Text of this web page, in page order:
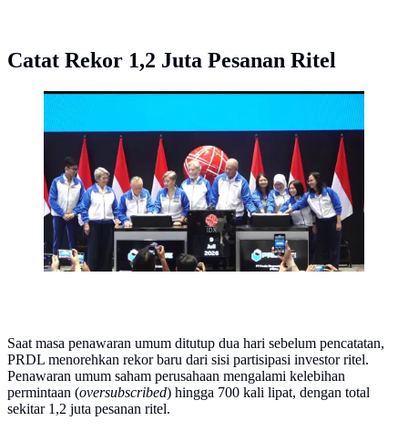
Catat Rekor 1,2 Juta Pesanan Ritel
Efek Indonesia (BEI) pada Kamis (9/7/2026).
(Liputan6.com/Tira)
Saat masa penawaran umum ditutup dua hari sebelum pencatatan,
PRDL menorehkan rekor baru dari sisi partisipasi investor ritel.
Penawaran umum saham perusahaan mengalami kelebihan
permintaan (oversubscribed) hingga 700 kali lipat, dengan total
sekitar 1,2 juta pesanan ritel.